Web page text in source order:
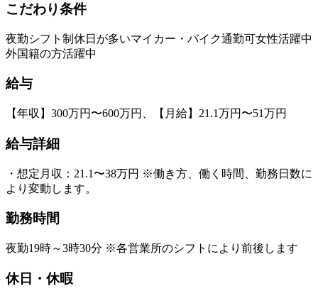
こだわり条件
夜勤シフト制 休日が多いマイカー・バイク通勤可女性活躍中
外国籍の方活躍中
給与
【年収】300万円〜600万円、【月給】21.1万円〜51万円
給与詳細
・想定月収：21.1〜38万円 ※働き方、働く時間、勤務日数に
より変動します。
勤務時間
夜勤19時～3時30分 ※各営業所のシフトにより前後します
休日・休暇